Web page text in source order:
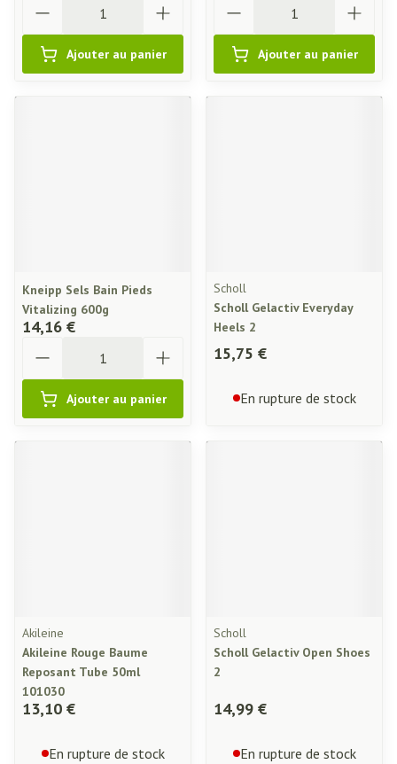
Ajouter au panier Ajouter au panier
Kneipp Sels Bain Pieds
Vitalizing 600g
14,16 €
Ajouter au panier
Scholl
Scholl Gelactiv Everyday
Heels 2
15,75 €
En rupture de stock
Akileine
Akileine Rouge Baume
Reposant Tube 50ml
101030
13,10 €
En rupture de stock
Scholl
Scholl Gelactiv Open Shoes
2
14,99 €
En rupture de stock